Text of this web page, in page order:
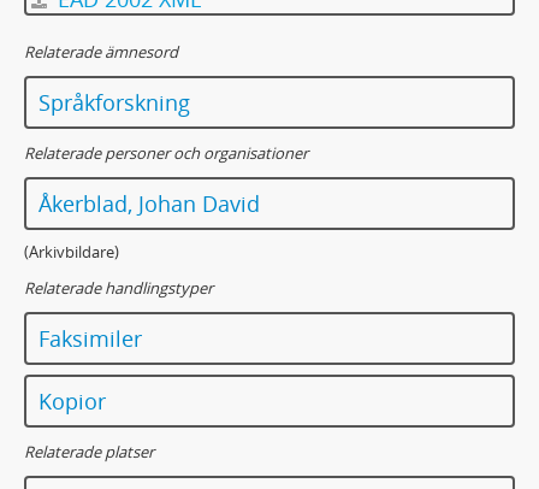
Relaterade ämnesord
Språkforskning
Relaterade personer och organisationer
Åkerblad, Johan David
(Arkivbildare)
Relaterade handlingstyper
Faksimiler
Kopior
Relaterade platser